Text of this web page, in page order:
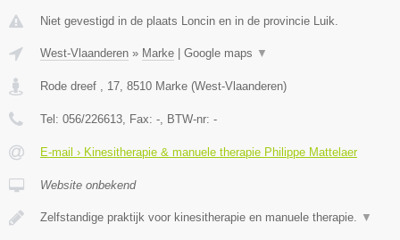
Niet gevestigd in de plaats Loncin en in de provincie Luik.
West-Vlaanderen » Marke | Google maps ▼
Rode dreef , 17 8510 Marke (West-Vlaanderen)
Tel: 056/226613 , Fax: - , BTW-nr: -
E-mail › Kinesitherapie & manuele therapie Philippe Mattelaer
Website onbekend
Zelfstandige praktijk voor kinesitherapie en manuele therapie. ▼